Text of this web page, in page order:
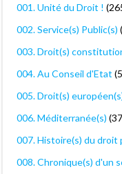
001. Unité du Droit !
002. Service(s) Public(s)
003. Droit(s)
004. Au Conseil d'Etat
005. Droit(s)
006. Méditerranée(s)
007. Histoire(s) du droit
008. Chronique(s) d'un